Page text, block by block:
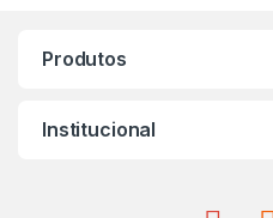
Produtos
Institucional